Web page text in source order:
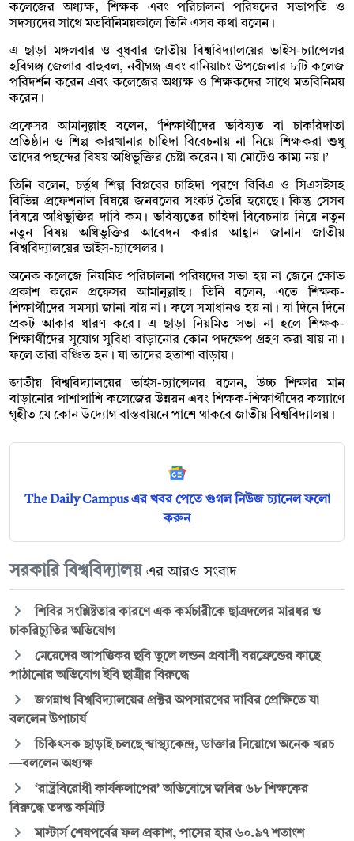
কলেজের অধ্যক্ষ, শিক্ষক এবং পরিচালনা পরিষদের সভাপতি ও
সদস্যদের সাথে মতবিনিময়কালে তিনি এসব কথা বলেন।
এ ছাড়া মঙ্গলবার ও বুধবার জাতীয় বিশ্ববিদ্যালয়ের ভাইস-চ্যান্সেলর
হবিগঞ্জ জেলার বাহুবল, নবীগঞ্জ এবং বানিয়াচং উপজেলার ৮টি কলেজ
পরিদর্শন করেন এবং কলেজের অধ্যক্ষ ও শিক্ষকদের সাথে মতবিনিময়
করেন।
প্রফেসর আমানুল্লাহ বলেন, ‘শিক্ষার্থীদের ভবিষ্যত বা চাকরিদাতা
প্রতিষ্ঠান ও শিল্প কারখানার চাহিদা বিবেচনায় না নিয়ে শিক্ষকরা শুধু
তাদের পছন্দের বিষয় অধিভুক্তির চেষ্টা করেন। যা মোটেও কাম্য নয়।’
তিনি বলেন, চর্তুথ শিল্প বিপ্লবের চাহিদা পূরণে বিবিএ ও সিএসইসহ
বিভিন্ন প্রফেশনাল বিষয়ে জনবলের সংকট তৈরি হয়েছে। কিন্তু সেসব
বিষয়ে অধিভুক্তির দাবি কম। ভবিষ্যতের চাহিদা বিবেচনায় নিয়ে নতুন
নতুন বিষয় অধিভুক্তির আবেদন করার আহ্বান জানান জাতীয়
বিশ্ববিদ্যালয়ের ভাইস-চ্যান্সেলর।
অনেক কলেজে নিয়মিত পরিচালনা পরিষদের সভা হয় না জেনে ক্ষোভ
প্রকাশ করেন প্রফেসর আমানুল্লাহ। তিনি বলেন, এতে শিক্ষক-
শিক্ষার্থীদের সমস্যা জানা যায় না। ফলে সমাধানও হয় না। যা দিনে দিনে
প্রকট আকার ধারণ করে। এ ছাড়া নিয়মিত সভা না হলে শিক্ষক-
শিক্ষার্থীদের সুযোগ সুবিধা বাড়ানোর কোন পদক্ষেপ গ্রহণ করা যায় না।
ফলে তারা বঞ্চিত হন। যা তাদের হতাশা বাড়ায়।
জাতীয় বিশ্ববিদ্যালয়ের ভাইস-চ্যান্সেলর বলেন, উচ্চ শিক্ষার মান
বাড়ানোর পাশাপাশি কলেজের উন্নয়ন এবং শিক্ষক-শিক্ষার্থীদের কল্যাণে
গৃহীত যে কোন উদ্যোগ বাস্তবায়নে পাশে থাকবে জাতীয় বিশ্ববিদ্যালয়।
The Daily Campus এর খবর পেতে গুগল নিউজ চ্যানেল ফলো
করুন
সরকারি বিশ্ববিদ্যালয় এর আরও সংবাদ
শিবির সংশ্লিষ্টতার কারণে এক কর্মচারীকে ছাত্রদলের মারধর ও
চাকরিচ্যুতির অভিযোগ
মেয়েদের আপত্তিকর ছবি তুলে লন্ডন প্রবাসী বয়ফ্রেন্ডের কাছে
পাঠানোর অভিযোগ ইবি ছাত্রীর বিরুদ্ধে
জগন্নাথ বিশ্ববিদ্যালয়ের প্রক্টর অপসারণের দাবির প্রেক্ষিতে যা
বললেন উপাচার্য
চিকিৎসক ছাড়াই চলছে স্বাস্থ্যকেন্দ্র, ডাক্তার নিয়োগে অনেক খরচ
—বললেন অধ্যক্ষ
‘রাষ্ট্রবিরোধী কার্যকলাপের’ অভিযোগে জবির ৬৮ শিক্ষকের
বিরুদ্ধে তদন্ত কমিটি
মাস্টার্স শেষপর্বের ফল প্রকাশ, পাসের হার ৬০.৯৭ শতাংশ